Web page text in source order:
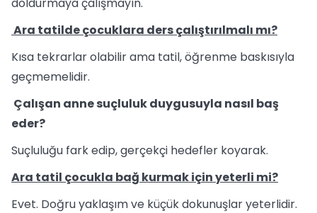
Ara tatilde çocuklara ders çalıştırılmalı mı?
Kısa tekrarlar olabilir ama tatil, öğrenme baskısıyla
geçmemelidir.
Çalışan anne suçluluk duygusuyla nasıl baş
eder?
Suçluluğu fark edip, gerçekçi hedefler koyarak.
Ara tatil çocukla bağ kurmak için yeterli mi?
Evet. Doğru yaklaşım ve küçük dokunuşlar yeterlidir.